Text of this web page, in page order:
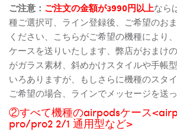
ご注意： ご注文の金額が3990円以上なら
種ご選択可、ライン登録後、ご希望のお
ください、こちらがご希望の機種により
ケースを送りいたします、弊店がおまけ
がガラス素材、斜めかけスタイルや手帳
いろありますが、もしさらに機種のスタ
ご希望の場合、ラインでメッセージを送
②すべて機種のairpodsケース
pro/pro2 2/1 通用型など>